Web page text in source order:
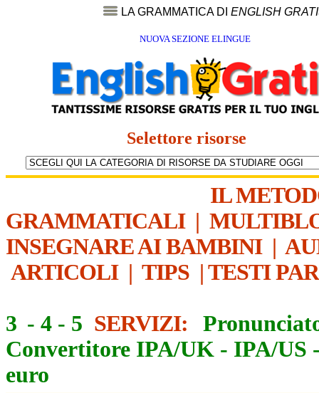
LA GRAMMATICA DI ENGLISH
NUOVA SEZIONE ELINGUE
Selettore risorse
IL
GRAMMATICALI|
INSEGNARE AI BAMBINI|
ARTICOLI| TIPS | TESTI
3 - 4 - 5 SERVIZI:
Convertitore IPA/UK - IPA/US
euro